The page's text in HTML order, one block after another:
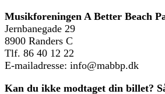
Musikforeningen A Better Beach
Jernbanegade 29
8900 Randers C
Tlf. 86 40 12 22
E-mailadresse: info@mabbp.dk
Kan du ikke modtaget din billet?